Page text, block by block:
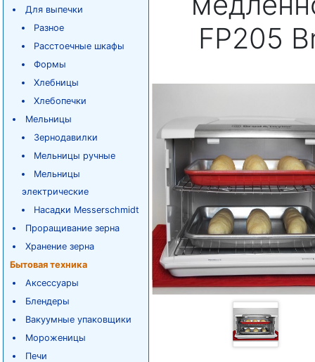
Для выпечки
Разное
Расстоечные шкафы
Формы
Хлебницы
Хлебопечки
Мельницы
Зернодавилки
Мельницы ручные
Мельницы
электрические
Насадки Messerschmidt
Проращивание зерна
Хранение зерна
Бытовая техника
Аксессуары
Блендеры
Вакуумные упаковщики
Мороженицы
Печи
FP205